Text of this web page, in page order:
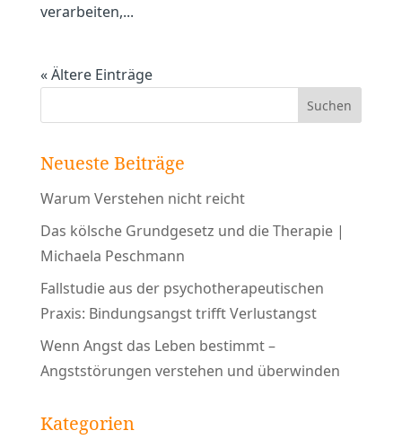
verarbeiten,...
« Ältere Einträge
Neueste Beiträge
Warum Verstehen nicht reicht
Das kölsche Grundgesetz und die Therapie |
Michaela Peschmann
Fallstudie aus der psychotherapeutischen
Praxis: Bindungsangst trifft Verlustangst
Wenn Angst das Leben bestimmt –
Angststörungen verstehen und überwinden
Kategorien